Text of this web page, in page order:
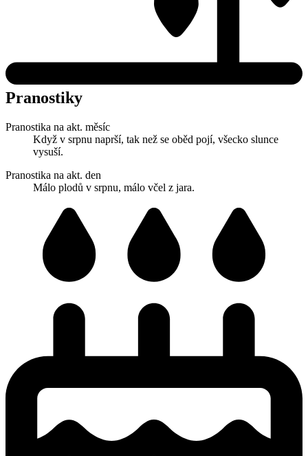
Pranostiky
Pranostika na akt. měsíc
Když v srpnu naprší, tak než se oběd pojí, všecko slunce
vysuší.
Pranostika na akt. den
Málo plodů v srpnu, málo včel z jara.